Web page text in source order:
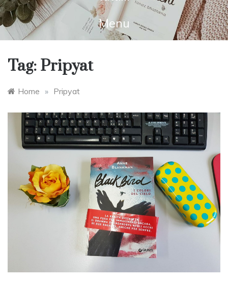
Menu
Tag: Pripyat
Home » Pripyat